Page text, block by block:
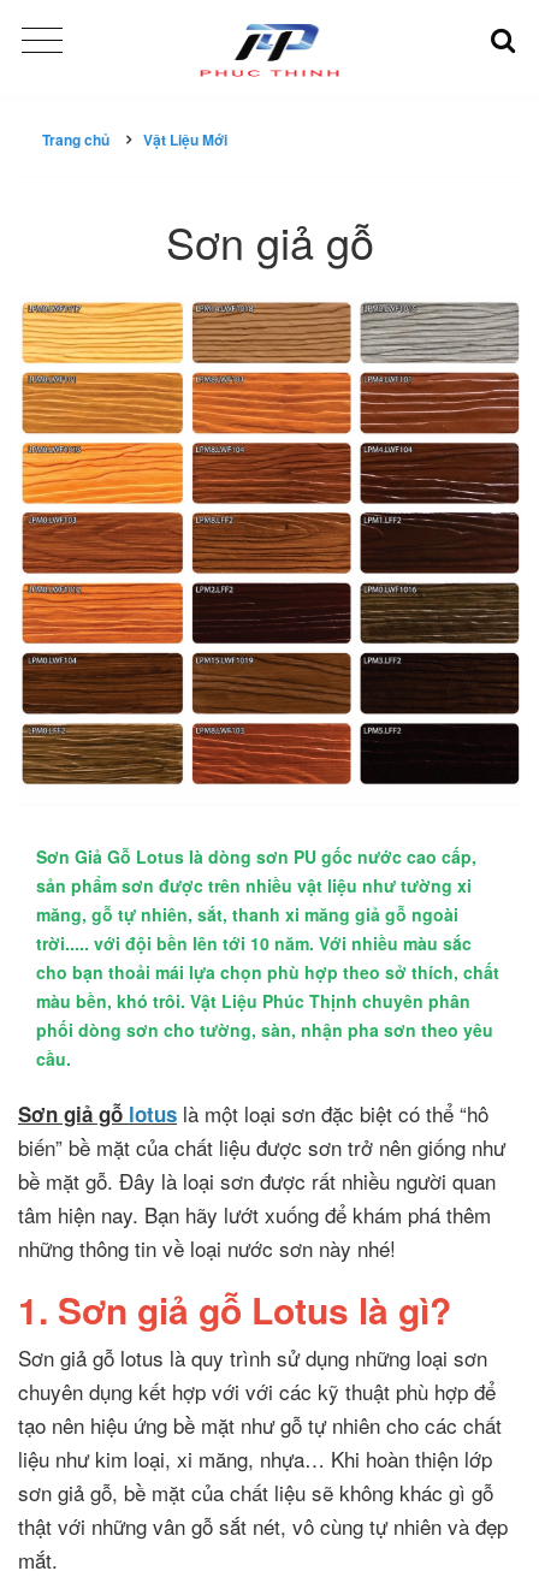
Trang chủ Vật Liệu Mới
Sơn giả gỗ
Sơn Giả Gỗ Lotus là dòng sơn PU gốc nước cao cấp,
sản phẩm sơn được trên nhiều vật liệu như tường xi
măng, gỗ tự nhiên, sắt, thanh xi măng giả gỗ ngoài
trời..... với đội bền lên tới 10 năm. Với nhiều màu sắc
cho bạn thoải mái lựa chọn phù hợp theo sở thích, chất
màu bền, khó trôi. Vật Liệu Phúc Thịnh chuyên phân
phối dòng sơn cho tường, sàn, nhận pha sơn theo yêu
cầu.
Sơn giả gỗ lotus là một loại sơn đặc biệt có thể “hô
biến” bề mặt của chất liệu được sơn trở nên giống như
bề mặt gỗ. Đây là loại sơn được rất nhiều người quan
tâm hiện nay. Bạn hãy lướt xuống để khám phá thêm
những thông tin về loại nước sơn này nhé!
1. Sơn giả gỗ Lotus là gì?
Sơn giả gỗ lotus là quy trình sử dụng những loại sơn
chuyên dụng kết hợp với với các kỹ thuật phù hợp để
tạo nên hiệu ứng bề mặt như gỗ tự nhiên cho các chất
liệu như kim loại, xi măng, nhựa… Khi hoàn thiện lớp
sơn giả gỗ, bề mặt của chất liệu sẽ không khác gì gỗ
thật với những vân gỗ sắt nét, vô cùng tự nhiên và đẹp
mắt.